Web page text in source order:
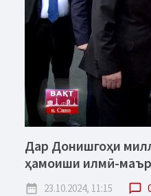
Дар Донишгоҳи
ҳамоиши илмӣ-
date_range 23.10.2024, 11:15 chat_bubble_outline